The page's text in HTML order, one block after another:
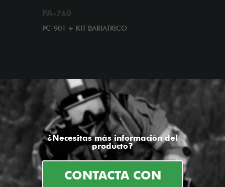
PA-760
PC-901 + KIT BARIATRICO
¿Necesitas más información del
producto?
CONTACTA CON